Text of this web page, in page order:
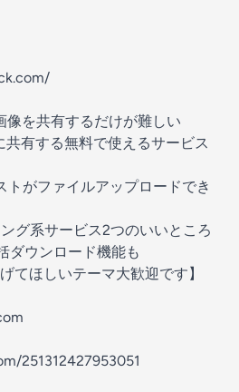
像を共有するだけが難しい
共有する無料で使えるサービス
トがファイルアップロードでき
グ系サービス2つのいいところ
ダウンロード機能も
てほしいテーマ大歓迎です】
251312427953051